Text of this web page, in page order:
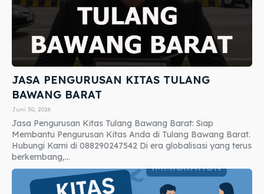
JASA PENGURUSAN KITAS TULANG
BAWANG BARAT
Juni 30, 2026
Jasa Pengurusan Kitas Tulang Bawang Barat: Siap
Membantu Pengurusan Kitas Anda di Tulang Bawang Barat.
Hubungi Kami di 088290247542 Di era globalisasi yang terus
berkembang,...